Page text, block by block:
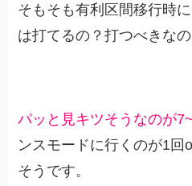
そもそも有利区間移行時
は打てるの？打つべきな
パッと見キツそうなのが
ンスモードに行くのが1回
そうです。